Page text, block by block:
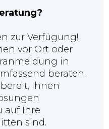
zur Verfügung!
vor Ort oder
in
beraten.
Ihnen
auf Ihre
sind.